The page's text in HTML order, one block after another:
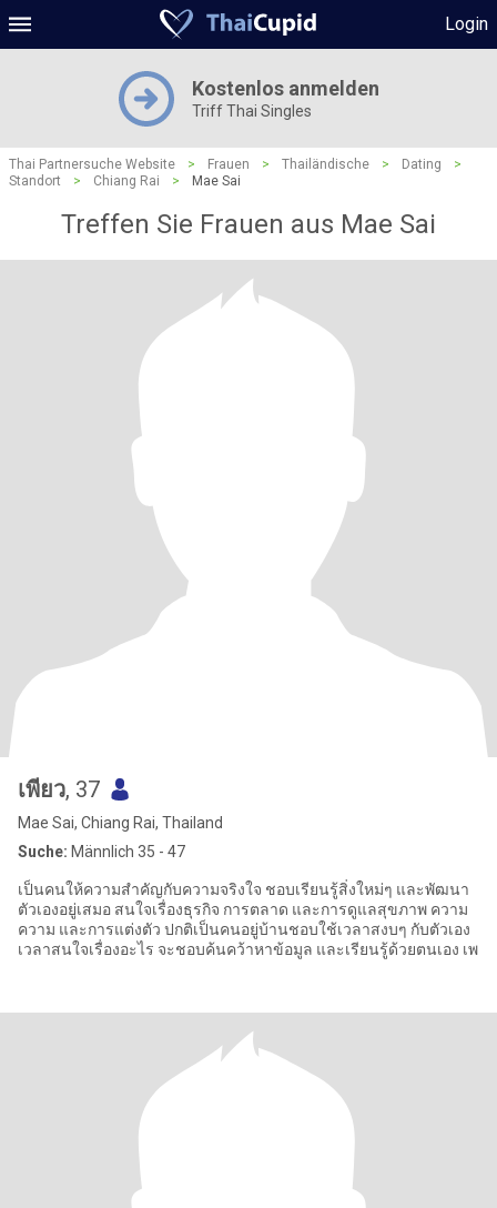
Login
Kostenlos anmelden
Triff Thai Singles
Thai Partnersuche Website > Frauen > Thailändische > Dating
>
Standort
> Chiang Rai > Mae Sai
Treffen Sie Frauen aus Mae Sai
เพียว, 37
Mae Sai, Chiang Rai, Thailand
Suche: Männlich 35 - 47
เป็นคนให้ความสำคัญกับความจริงใจ ชอบเรียนรู้สิ่งใหม่ๆ และพัฒนา
ตัวเองอยู่เสมอ สนใจเรื่องธุรกิจ การตลาด และการดูแลสุขภาพ ความ
ความ และการแต่งตัว ปกติเป็นคนอยู่บ้านชอบใช้เวลาสงบๆ กับตัวเอง
เวลาสนใจเรื่องอะไร จะชอบค้นคว้าหาข้อมูล และเรียนรู้ด้วยตนเอง เพ